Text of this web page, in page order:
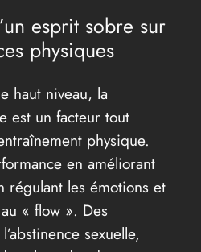
esprit sobre sur
physiques
haut niveau, la
est un facteur tout
physique.
en améliorant
régulant les émotions et
« flow ». Des
sexuelle,